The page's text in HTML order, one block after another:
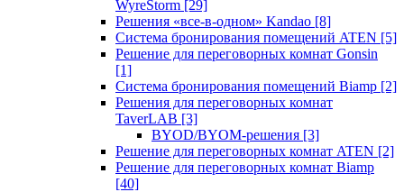
WyreStorm [29]
Решения «все-в-одном» Kandao [8]
Система бронирования помещений ATEN [5]
Решение для переговорных комнат Gonsin
[1]
Система бронирования помещений Biamp [2]
Решения для переговорных комнат
TaverLAB [3]
BYOD/BYOM-решения [3]
Решение для переговорных комнат ATEN [2]
Решение для переговорных комнат Biamp
[40]